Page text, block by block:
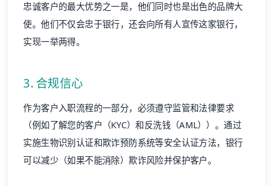
忠诚客户的最大优势之一是，他们同时也是出色的品牌大
使。他们不仅会忠于银行，还会向所有人宣传这家银行，
实现一举两得。
3. 合规信心
作为客户入职流程的一部分，必须遵守监管和法律要求
（例如了解您的客户（KYC）和反洗钱（AML））。通过
实施生物识别认证和欺诈预防系统等安全认证方法，银行
可以减少（如果不能消除）欺诈风险并保护客户。